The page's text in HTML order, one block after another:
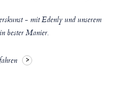
- mit Edenly und unserem
bester Manier.